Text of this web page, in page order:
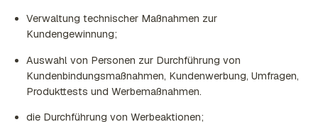
Verwaltung technischer Maßnahmen zur
Kundengewinnung;
Auswahl von Personen zur Durchführung von
Kundenbindungsmaßnahmen, Kundenwerbung, Umfragen,
Produkttests und Werbemaßnahmen.
die Durchführung von Werbeaktionen;